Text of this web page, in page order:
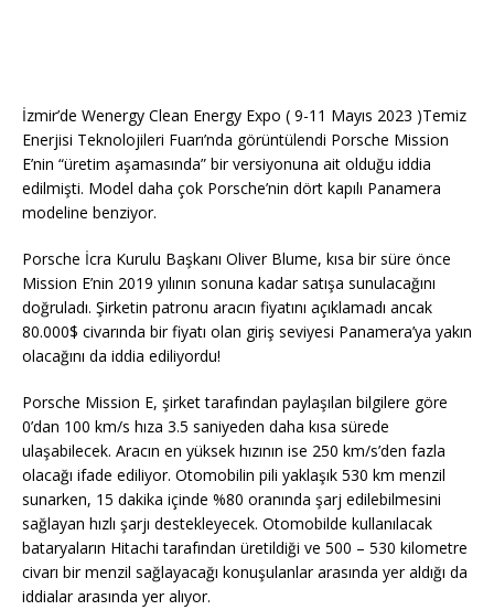
İzmir’de Wenergy Clean Energy Expo ( 9-11 Mayıs 2023 )Temiz
Enerjisi Teknolojileri Fuarı’nda görüntülendi Porsche Mission
E’nin “üretim aşamasında” bir versiyonuna ait olduğu iddia
edilmişti. Model daha çok Porsche’nin dört kapılı Panamera
modeline benziyor.
Porsche İcra Kurulu Başkanı Oliver Blume, kısa bir süre önce
Mission E’nin 2019 yılının sonuna kadar satışa sunulacağını
doğruladı. Şirketin patronu aracın fiyatını açıklamadı ancak
80.000$ civarında bir fiyatı olan giriş seviyesi Panamera’ya yakın
olacağını da iddia ediliyordu!
Porsche Mission E, şirket tarafından paylaşılan bilgilere göre
0’dan 100 km/s hıza 3.5 saniyeden daha kısa sürede
ulaşabilecek. Aracın en yüksek hızının ise 250 km/s’den fazla
olacağı ifade ediliyor. Otomobilin pili yaklaşık 530 km menzil
sunarken, 15 dakika içinde %80 oranında şarj edilebilmesini
sağlayan hızlı şarjı destekleyecek. Otomobilde kullanılacak
bataryaların Hitachi tarafından üretildiği ve 500 – 530 kilometre
civarı bir menzil sağlayacağı konuşulanlar arasında yer aldığı da
iddialar arasında yer alıyor.